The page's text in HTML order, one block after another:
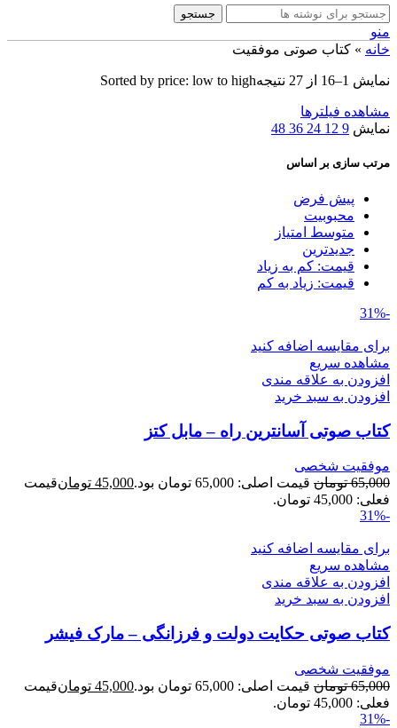
جستجو
منو
خانه » کتاب صوتی موفقیت
نمایش 1–16 از 27 نتیجه Sorted by price: low to high
مشاهده فیلترها
نمایش 9
12
24
36
48
مرتب سازی بر اساس
پیش فرض
محبوبیت
متوسط امتیاز
جدیدترین
قیمت: کم به زیاد
قیمت: زیاد به کم
-31%
برای مقایسه اضافه کنید
مشاهده سریع
افزودن به علاقه مندی
افزودن به سبد خرید
کتاب صوتی آسانترین راه – مابل کتز
موفقیت شخصی
65,000 تومان قیمت اصلی: 65,000 تومان بود. 45,000 تومانقیمت
فعلی: 45,000 تومان.
-31%
برای مقایسه اضافه کنید
مشاهده سریع
افزودن به علاقه مندی
افزودن به سبد خرید
کتاب صوتی حکایت دولت و فرزانگی – مارک فیشر
موفقیت شخصی
65,000 تومان قیمت اصلی: 65,000 تومان بود. 45,000 تومانقیمت
فعلی: 45,000 تومان.
-31%